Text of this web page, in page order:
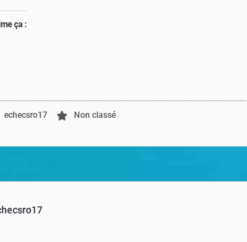
ça :
echecsro17 Non classé